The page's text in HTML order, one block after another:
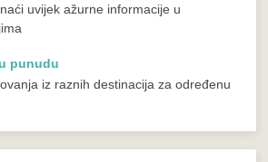
uvijek ažurne informacije u
punudu
iz raznih destinacija za određenu